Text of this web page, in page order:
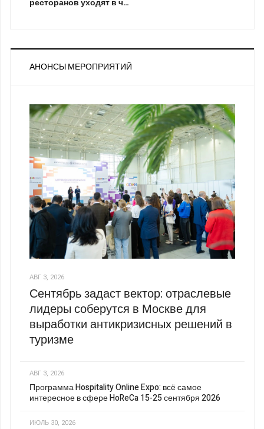
ресторанов уходят в ч…
АНОНСЫ МЕРОПРИЯТИЙ
АВГ 3, 2026
Сентябрь задаст вектор: отраслевые
лидеры соберутся в Москве для
выработки антикризисных решений в
туризме
АВГ 3, 2026
Программа Hospitality Online Expo: всё самое
интересное в сфере HoReCa 15-25 сентября 2026
ИЮЛЬ 30, 2026